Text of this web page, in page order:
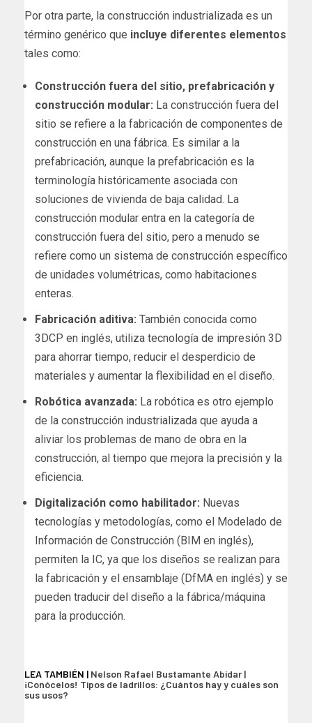
Por otra parte, la construcción industrializada es un
término genérico que incluye diferentes elementos
tales como:
Construcción fuera del sitio, prefabricación y
construcción modular: La construcción fuera del
sitio se refiere a la fabricación de componentes de
construcción en una fábrica. Es similar a la
prefabricación, aunque la prefabricación es la
terminología históricamente asociada con
soluciones de vivienda de baja calidad. La
construcción modular entra en la categoría de
construcción fuera del sitio, pero a menudo se
refiere como un sistema de construcción específico
de unidades volumétricas, como habitaciones
enteras.
Fabricación aditiva: También conocida como
3DCP en inglés, utiliza tecnología de impresión 3D
para ahorrar tiempo, reducir el desperdicio de
materiales y aumentar la flexibilidad en el diseño.
Robótica avanzada: La robótica es otro ejemplo
de la construcción industrializada que ayuda a
aliviar los problemas de mano de obra en la
construcción, al tiempo que mejora la precisión y la
eficiencia.
Digitalización como habilitador: Nuevas
tecnologías y metodologías, como el Modelado de
Información de Construcción (BIM en inglés),
permiten la IC, ya que los diseños se realizan para
la fabricación y el ensamblaje (DfMA en inglés) y se
pueden traducir del diseño a la fábrica/máquina
para la producción.
LEA TAMBIÉN | Nelson Rafael Bustamante Abidar |
¡Conócelos! Tipos de ladrillos: ¿Cuántos hay y cuáles son
sus usos?